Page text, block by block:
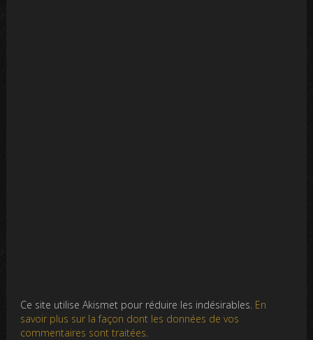
Ce site utilise Akismet pour réduire les indésirables. En
savoir plus sur la façon dont les données de vos
commentaires sont traitées.